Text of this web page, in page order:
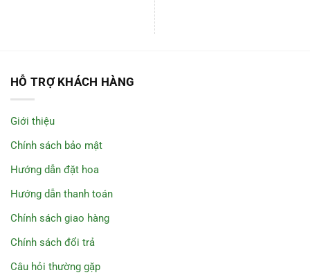
HỖ TRỢ KHÁCH HÀNG
Giới thiệu
Chính sách bảo mật
Hướng dẫn đặt hoa
Hướng dẫn thanh toán
Chính sách giao hàng
Chính sách đổi trả
Câu hỏi thường gặp